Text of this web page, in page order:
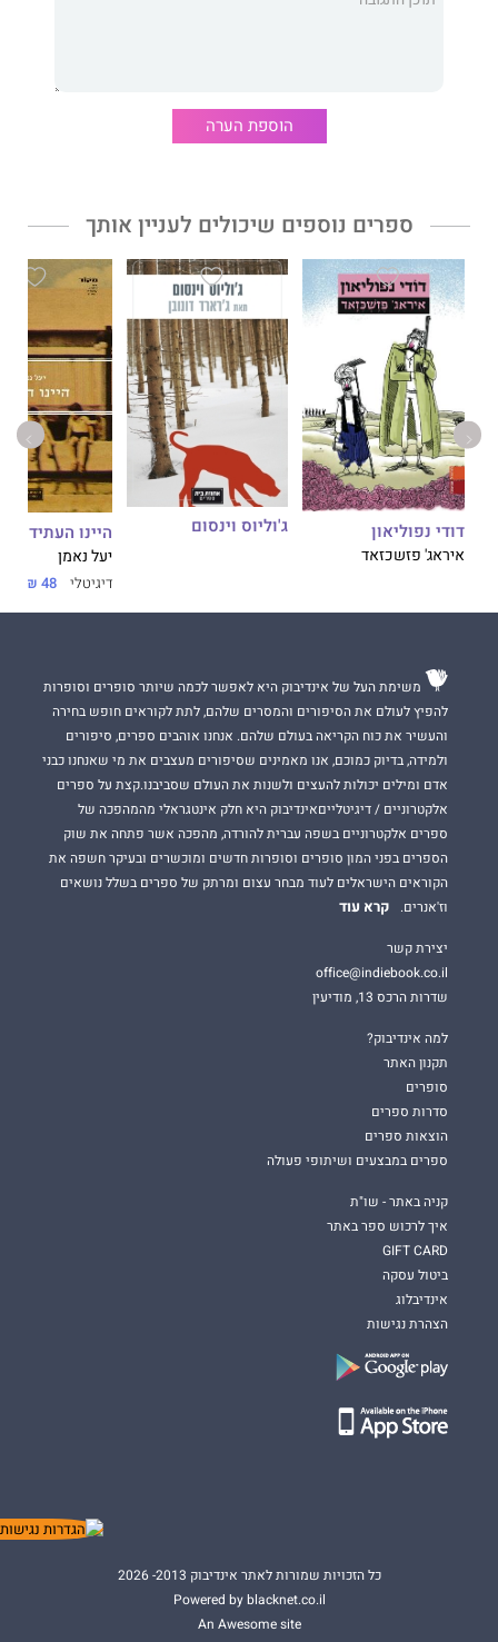
הוספת הערה
ספרים נוספים שיכולים לעניין אותך
דודי נפוליאון
איראג' פזשכזאד
ג'וליוס וינסום היינו העתיד
יעל נאמן
דיגיטלי 48 ₪
משימת העל של אינדיבוק היא לאפשר לכמה שיותר סופרים וסופרות
להפיץ לעולם את הסיפורים והמסרים שלהם, לתת לקוראים חופש בחירה
והעשיר את כוח הקריאה בעולם שלהם. אנחנו אוהבים ספרים, סיפורים
ולמידה, בדיוק כמוכם, אנו מאמינים שסיפורים מעצבים את מי שאנחנו כבני
אדם ומילים יכולות להעצים ולשנות את העולם שסביבנו.קצת על ספרים
אלקטרוניים / דיגיטלייםאינדיבוק היא חלק אינטגראלי מהמהפכה של
ספרים אלקטרוניים בשפה עברית להורדה, מהפכה אשר פתחה את שוק
הספרים בפני המון סופרים וסופרות חדשים ומוכשרים ובעיקר חשפה את
הקוראים הישראלים לעוד מבחר עצום ומרתק של ספרים בשלל נושאים
וז'אנרים.
קרא עוד
יצירת קשר
office@indiebook.co.il
שדרות הרכס 13, מודיעין
למה אינדיבוק?
תקנון האתר
סופרים
סדרות ספרים
הוצאות ספרים
ספרים במבצעים ושיתופי פעולה
קניה באתר - שו"ת
איך לרכוש ספר באתר
GIFT CARD
ביטול עסקה
אינדיבלוג
הצהרת נגישות
כל הזכויות שמורות לאתר אינדיבוק 2013- 2026
Powered by blacknet.co.il
An Awesome site